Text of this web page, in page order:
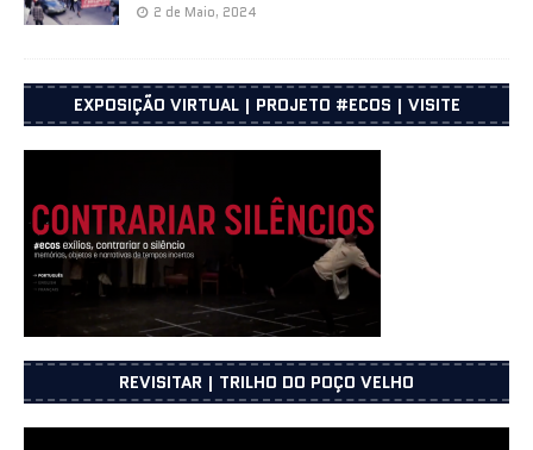
2 de Maio, 2024
EXPOSIÇÃO VIRTUAL | PROJETO #ECOS | VISITE
REVISITAR | TRILHO DO POÇO VELHO